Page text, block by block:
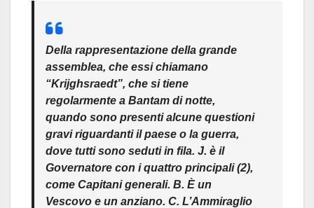
Della rappresentazione della grande
assemblea, che essi chiamano
“Krijghsraedt”, che si tiene
regolarmente a Bantam di notte,
quando sono presenti alcune questioni
gravi riguardanti il paese o la guerra,
dove tutti sono seduti in fila. J. è il
Governatore con i quattro principali (2),
come Capitani generali. B. È un
Vescovo e un anziano. C. L’Ammiraglio